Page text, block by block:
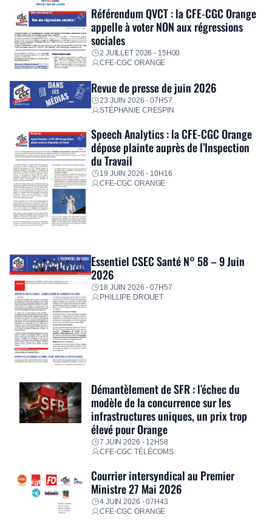
Référendum QVCT : la CFE-CGC Orange
appelle à voter NON aux régressions
sociales
2 JUILLET 2026 - 15H00
CFE-CGC ORANGE
Revue de presse de juin 2026
23 JUIN 2026 - 07H57
STÉPHANIE CRESPIN
Speech Analytics : la CFE-CGC Orange
dépose plainte auprès de l’Inspection
du Travail
19 JUIN 2026 - 10H16
CFE-CGC ORANGE
Essentiel CSEC Santé N° 58 – 9 Juin
2026
18 JUIN 2026 - 07H57
PHILLIPE DROUET
Démantèlement de SFR : l’échec du
modèle de la concurrence sur les
infrastructures uniques, un prix trop
élevé pour Orange
7 JUIN 2026 - 12H58
CFE-CGC TÉLÉCOMS
Courrier intersyndical au Premier
Ministre 27 Mai 2026
4 JUIN 2026 - 07H43
CFE-CGC ORANGE